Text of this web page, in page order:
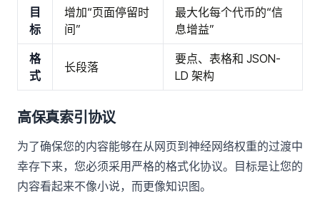
目
标
增加“页面停留时
间”
最大化每个代币的“信
息增益”
格
式
长段落
要点、表格和 JSON-
LD 架构
高保真索引协议
为了确保您的内容能够在从网页到神经网络权重的过渡中
幸存下来，您必须采用严格的格式化协议。目标是让您的
内容看起来不像小说，而更像知识图。